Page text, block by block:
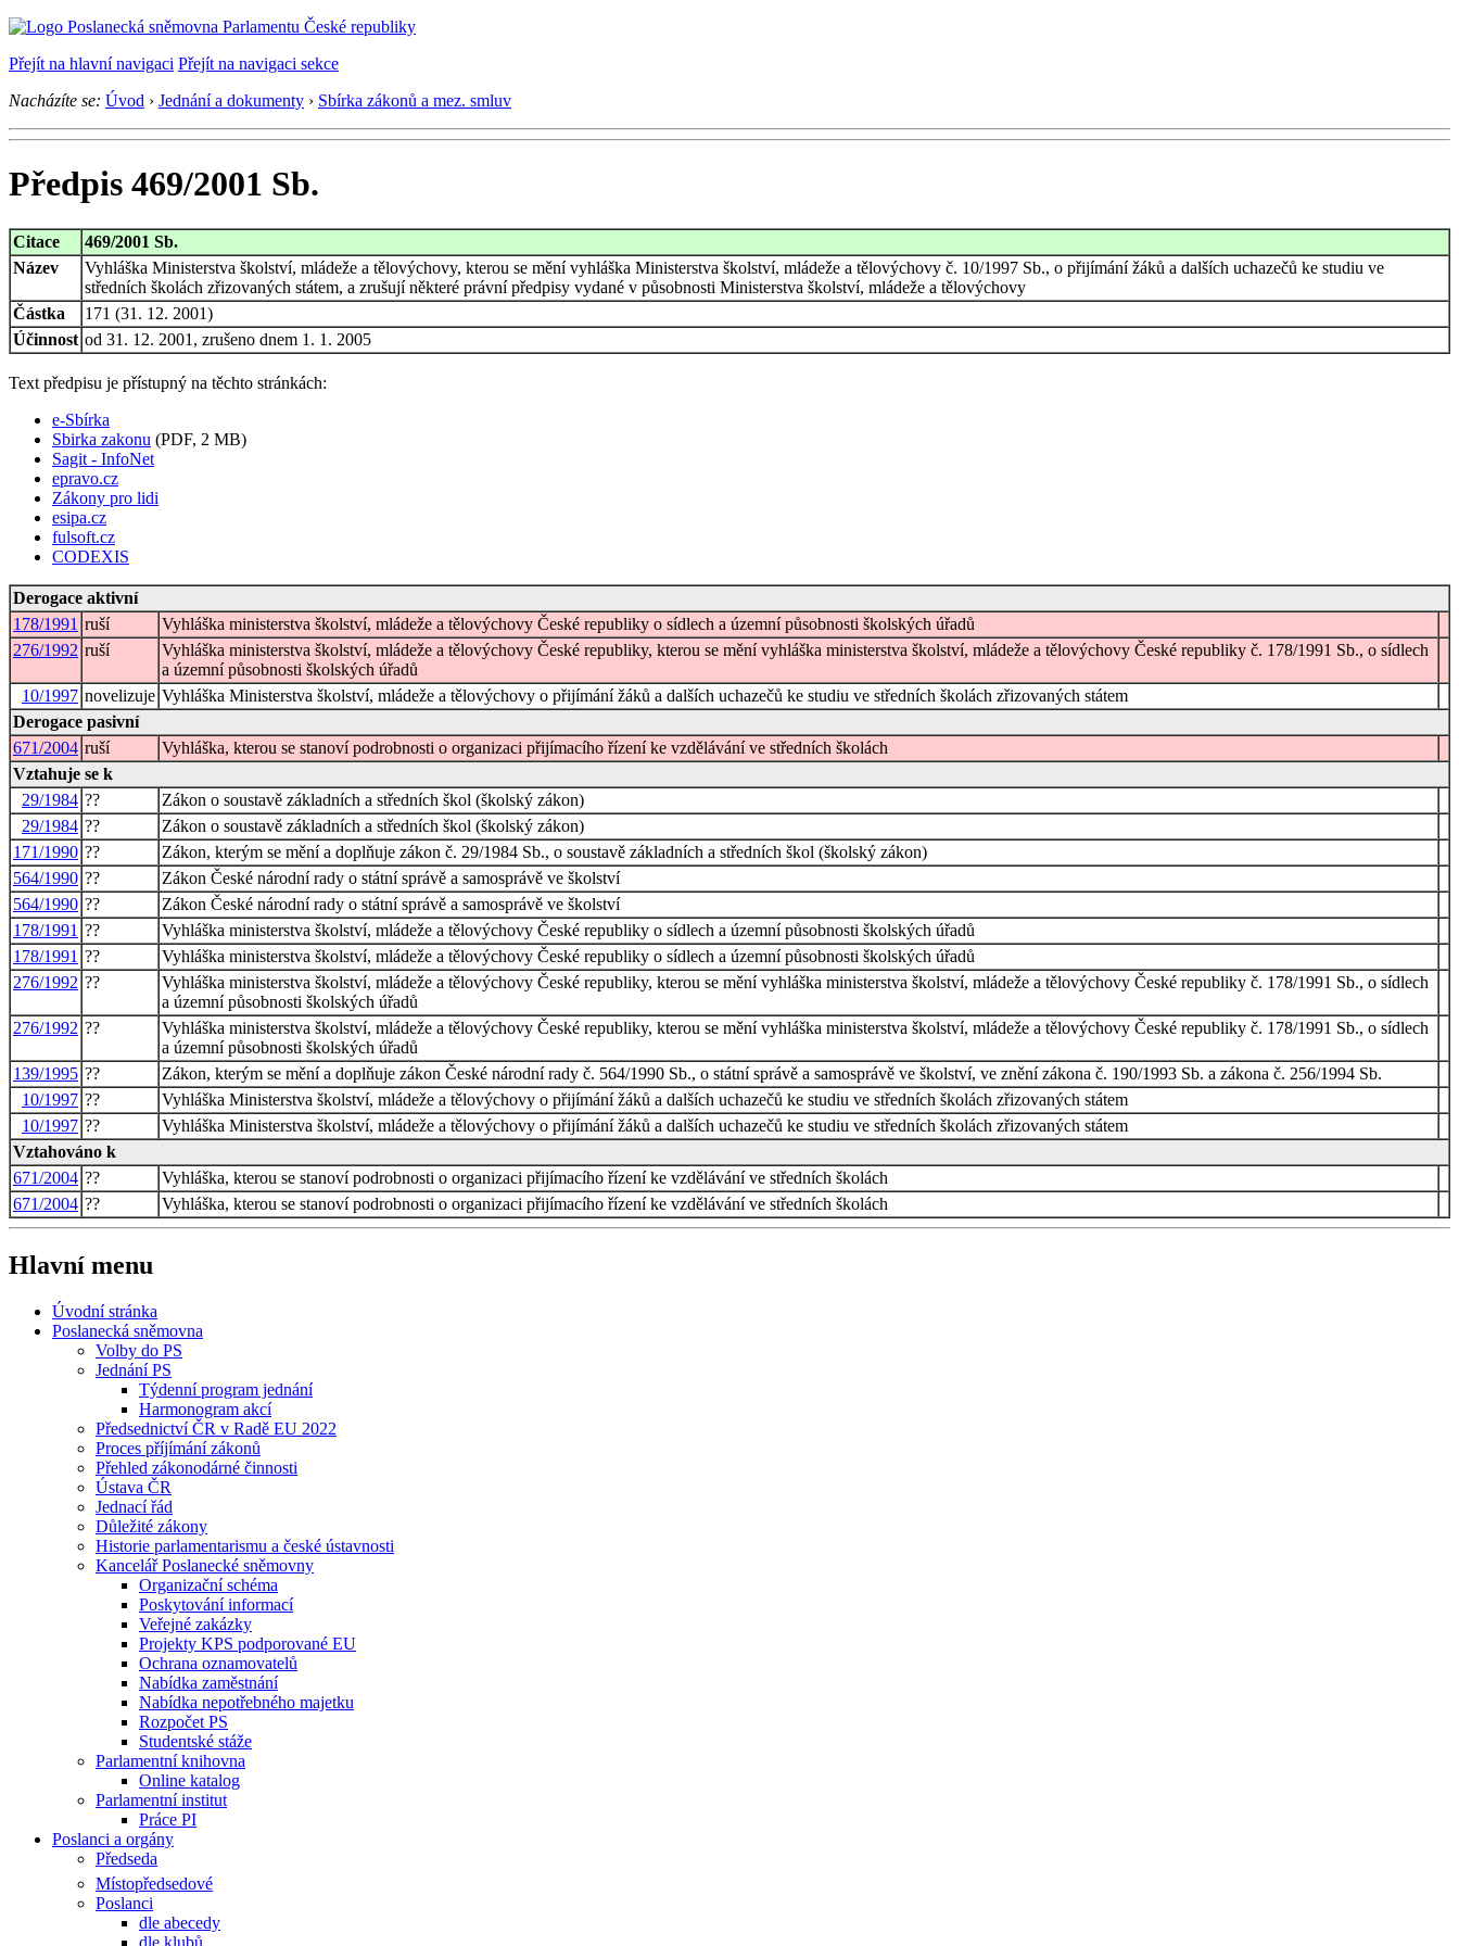
Přejít na hlavní navigaci Přejít na navigaci sekce
Nacházíte se: Úvod › Jednání a dokumenty › Sbírka zákonů a mez. smluv
Předpis 469/2001 Sb.
Citace
469/2001 Sb.
Název
Vyhláška Ministerstva školství, mládeže a tělovýchovy, kterou se mění vyhláška Ministerstva školství, mládeže a tělovýchovy č. 10/1997 Sb., o přijímání žáků a dalších uchazečů ke studiu ve
středních školách zřizovaných státem, a zrušují některé právní předpisy vydané v působnosti Ministerstva školství, mládeže a tělovýchovy
Částka
171 (31. 12. 2001)
Účinnost od 31. 12. 2001, zrušeno dnem 1. 1. 2005
Text předpisu je přístupný na těchto stránkách:
e-Sbírka
Sbirka zakonu (PDF, 2 MB)
Sagit - InfoNet
epravo.cz
Zákony pro lidi
esipa.cz
fulsoft.cz
CODEXIS
Derogace aktivní
178/1991 ruší
Vyhláška ministerstva školství, mládeže a tělovýchovy České republiky o sídlech a územní působnosti školských úřadů
276/1992 ruší
Vyhláška ministerstva školství, mládeže a tělovýchovy České republiky, kterou se mění vyhláška ministerstva školství, mládeže a tělovýchovy České republiky č. 178/1991 Sb., o sídlech
a územní působnosti školských úřadů
10/1997 novelizuje Vyhláška Ministerstva školství, mládeže a tělovýchovy o přijímání žáků a dalších uchazečů ke studiu ve středních školách zřizovaných státem
Derogace pasivní
671/2004 ruší
Vyhláška, kterou se stanoví podrobnosti o organizaci přijímacího řízení ke vzdělávání ve středních školách
Vztahuje se k
29/1984 ??
Zákon o soustavě základních a středních škol (školský zákon)
29/1984 ??
Zákon o soustavě základních a středních škol (školský zákon)
171/1990 ??
Zákon, kterým se mění a doplňuje zákon č. 29/1984 Sb., o soustavě základních a středních škol (školský zákon)
564/1990 ??
Zákon České národní rady o státní správě a samosprávě ve školství
564/1990 ??
Zákon České národní rady o státní správě a samosprávě ve školství
178/1991 ??
Vyhláška ministerstva školství, mládeže a tělovýchovy České republiky o sídlech a územní působnosti školských úřadů
178/1991 ??
Vyhláška ministerstva školství, mládeže a tělovýchovy České republiky o sídlech a územní působnosti školských úřadů
276/1992 ??
Vyhláška ministerstva školství, mládeže a tělovýchovy České republiky, kterou se mění vyhláška ministerstva školství, mládeže a tělovýchovy České republiky č. 178/1991 Sb., o sídlech
a územní působnosti školských úřadů
276/1992 ??
Vyhláška ministerstva školství, mládeže a tělovýchovy České republiky, kterou se mění vyhláška ministerstva školství, mládeže a tělovýchovy České republiky č. 178/1991 Sb., o sídlech
a územní působnosti školských úřadů
139/1995 ??
Zákon, kterým se mění a doplňuje zákon České národní rady č. 564/1990 Sb., o státní správě a samosprávě ve školství, ve znění zákona č. 190/1993 Sb. a zákona č. 256/1994 Sb.
10/1997 ??
Vyhláška Ministerstva školství, mládeže a tělovýchovy o přijímání žáků a dalších uchazečů ke studiu ve středních školách zřizovaných státem
10/1997 ??
Vyhláška Ministerstva školství, mládeže a tělovýchovy o přijímání žáků a dalších uchazečů ke studiu ve středních školách zřizovaných státem
Vztahováno k
671/2004 ??
Vyhláška, kterou se stanoví podrobnosti o organizaci přijímacího řízení ke vzdělávání ve středních školách
671/2004 ?? Vyhláška, kterou se stanoví podrobnosti o organizaci přijímacího řízení ke vzdělávání ve středních školách
Hlavní menu
Úvodní stránka
Poslanecká sněmovna
Volby do PS
Jednání PS
Týdenní program jednání
Harmonogram akcí
Předsednictví ČR v Radě EU 2022
Proces příjímání zákonů
Přehled zákonodárné činnosti
Ústava ČR
Jednací řád
Důležité zákony
Historie parlamentarismu a české ústavnosti
Kancelář Poslanecké sněmovny
Organizační schéma
Poskytování informací
Veřejné zakázky
Projekty KPS podporované EU
Ochrana oznamovatelů
Nabídka zaměstnání
Nabídka nepotřebného majetku
Rozpočet PS
Studentské stáže
Parlamentní knihovna
Online katalog
Parlamentní institut
Práce PI
Poslanci a orgány
Předseda
Místopředsedové
Poslanci
dle abecedy
dle klubů